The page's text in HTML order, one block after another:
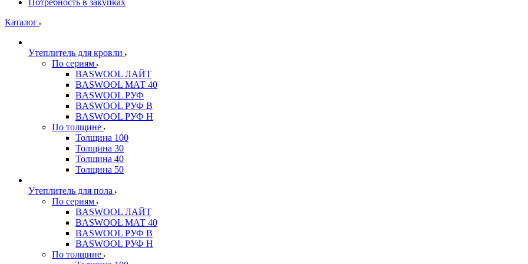
Потребность в закупках
Каталог
Утеплитель для кровли
По сериям
BASWOOL ЛАЙТ
BASWOOL МАТ 40
BASWOOL РУФ
BASWOOL РУФ В
BASWOOL РУФ Н
По толщине
Толщина 100
Толщина 30
Толщина 40
Толщина 50
Утеплитель для пола
По сериям
BASWOOL ЛАЙТ
BASWOOL МАТ 40
BASWOOL РУФ В
BASWOOL РУФ Н
По толщине